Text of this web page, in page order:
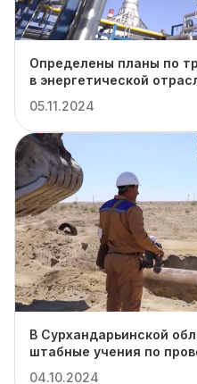
Определены планы по
в энергетической
05.11.2024
В Сурхандарьинской
штабные учения по
04.10.2024